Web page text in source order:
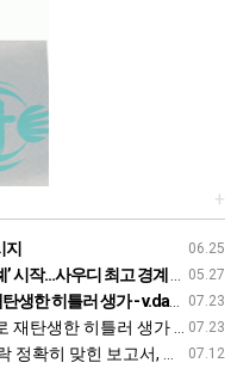
+
06.25
지
05.27
디 최고 경계 태세 - KBS 뉴스
07.23
히틀러 생가 - v.daum.net
07.23
히틀러 생가 - v.daum.net
07.12
서, 이번엔 "지금 사야" - 네이트